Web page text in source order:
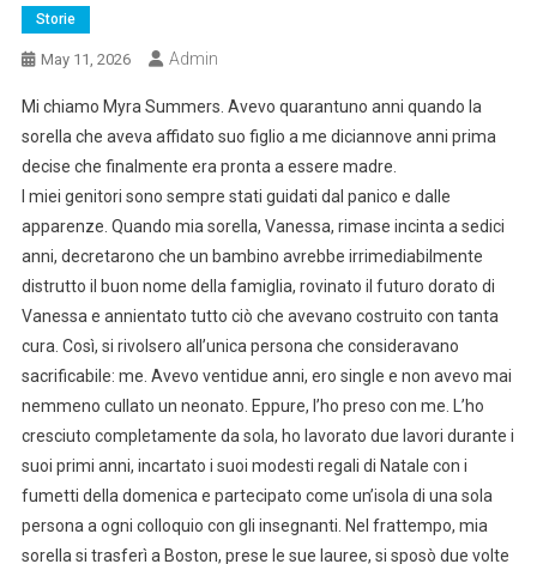
Storie
May 11, 2026 Admin
Mi chiamo Myra Summers. Avevo quarantuno anni quando la
sorella che aveva affidato suo figlio a me diciannove anni prima
decise che finalmente era pronta a essere madre.
I miei genitori sono sempre stati guidati dal panico e dalle
apparenze. Quando mia sorella, Vanessa, rimase incinta a sedici
anni, decretarono che un bambino avrebbe irrimediabilmente
distrutto il buon nome della famiglia, rovinato il futuro dorato di
Vanessa e annientato tutto ciò che avevano costruito con tanta
cura. Così, si rivolsero all’unica persona che consideravano
sacrificabile: me. Avevo ventidue anni, ero single e non avevo mai
nemmeno cullato un neonato. Eppure, l’ho preso con me. L’ho
cresciuto completamente da sola, ho lavorato due lavori durante i
suoi primi anni, incartato i suoi modesti regali di Natale con i
fumetti della domenica e partecipato come un’isola di una sola
persona a ogni colloquio con gli insegnanti. Nel frattempo, mia
sorella si trasferì a Boston, prese le sue lauree, si sposò due volte